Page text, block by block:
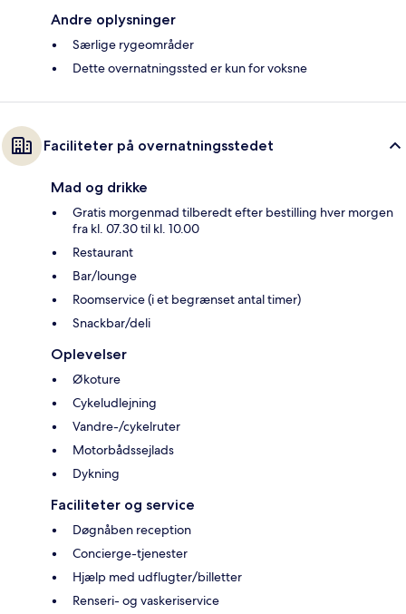
Andre oplysninger
Særlige rygeområder
Dette overnatningssted er kun for voksne
Faciliteter på overnatningsstedet
Mad og drikke
Gratis morgenmad tilberedt efter bestilling hver morgen
fra kl. 07.30 til kl. 10.00
Restaurant
Bar/lounge
Roomservice (i et begrænset antal timer)
Snackbar/deli
Oplevelser
Økoture
Cykeludlejning
Vandre-/cykelruter
Motorbådssejlads
Dykning
Faciliteter og service
Døgnåben reception
Concierge-tjenester
Hjælp med udflugter/billetter
Renseri- og vaskeriservice